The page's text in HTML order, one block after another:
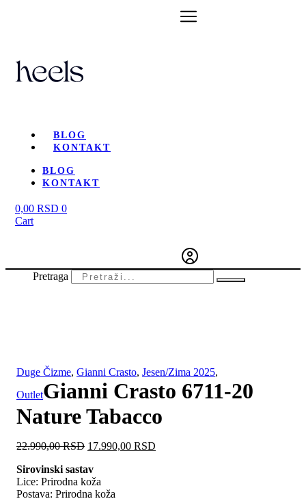
BLOG
KONTAKT
BLOG
KONTAKT
0,00 RSD 0
Cart
Pretraga
Duge Čizme, Gianni Crasto, Jesen/Zima 2025,
OutletGianni Crasto 6711-20
Nature Tabacco
22.990,00RSD Originalna
je
bila:
22.990,00 RSD.
17.990,00 RSD
Sirovinski sastav
Lice: Prirodna koža
Postava: Prirodna koža